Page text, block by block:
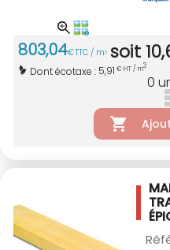
803,04€TTC / m3 soit10,
Dont écotaxe : 5,91 € HT / m3
0